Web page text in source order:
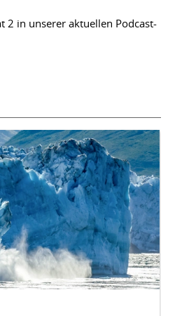
2 in unserer aktuellen Podcast-